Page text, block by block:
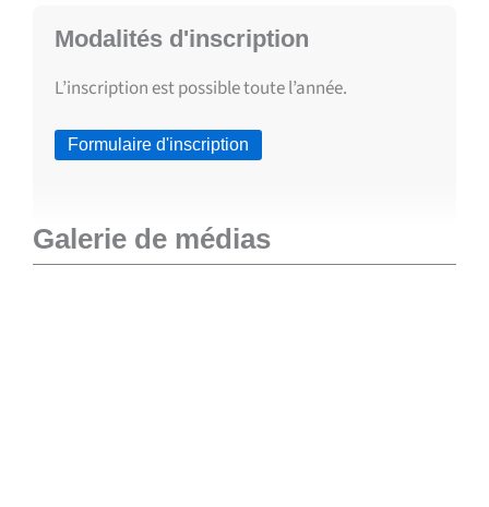
Modalités d'inscription
L’inscription est possible toute l’année.
Formulaire d'inscription
Galerie de médias